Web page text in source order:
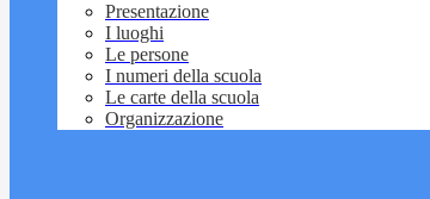
Presentazione
I luoghi
Le persone
I numeri della scuola
Le carte della scuola
Organizzazione